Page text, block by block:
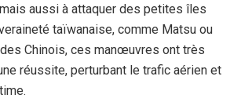
aussi à attaquer des petites îles
taïwanaise, comme Matsu ou
Chinois, ces manœuvres ont très
réussite, perturbant le trafic aérien et